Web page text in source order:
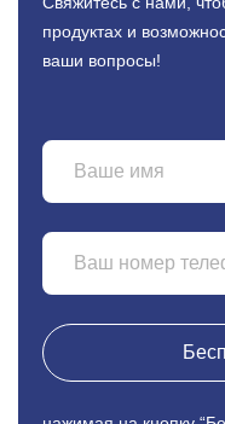
продуктах и
ваши вопросы!